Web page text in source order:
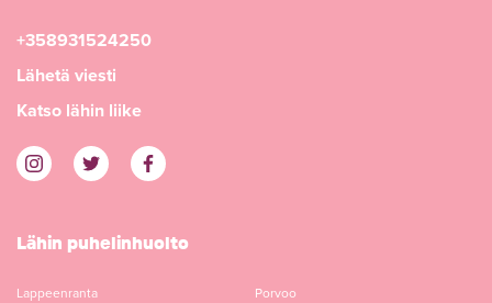
+358931524250
Lähetä viesti
Katso lähin liike
Lähin puhelinhuolto
Lappeenranta
Porvoo